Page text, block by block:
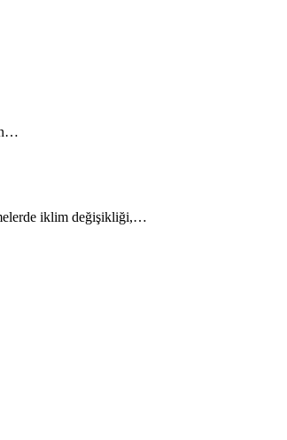
iklim değişikliği,…